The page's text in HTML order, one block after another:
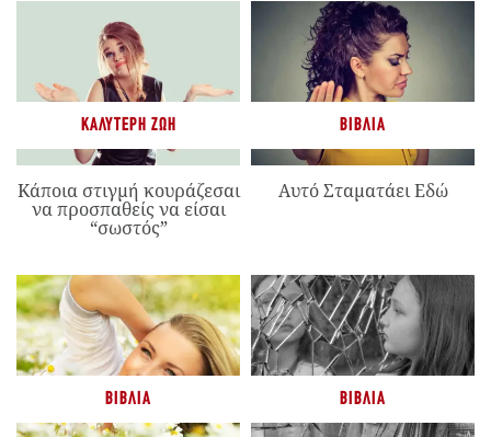
ΚΑΛΎΤΕΡΗ ΖΩΉ
Κάποια στιγμή κουράζεσαι
να προσπαθείς να είσαι
“σωστός”
ΒΙΒΛΊΑ
Αυτό Σταματάει Εδώ
ΒΙΒΛΊΑ ΒΙΒΛΊΑ